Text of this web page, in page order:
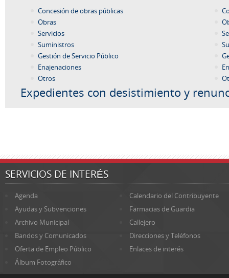
Concesión de obras públicas
Obras
Servicios
Suministros
Gestión de Servicio Público
Enajenaciones
Otros
Expedientes con desistimiento y
SERVICIOS DE INTERÉS
Agenda
Calendario del Contribuyente
Ayudas y Subvenciones
Farmacias de Guardia
Archivo Municipal
Callejero
Bandos y Comunicados
Direcciones y Teléfonos
Oferta de Empleo Público
Enlaces de interés
Álbum Fotográfico